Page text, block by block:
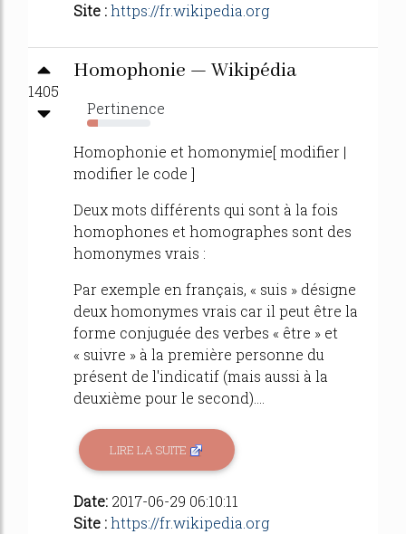
Site :https://fr.wikipedia.org
1405
Homophonie — Wikipédia
Pertinence
17%
Homophonie et homonymie[ modifier |
modifier le code ]
Deux mots différents qui sont à la fois
homophones et homographes sont des
homonymes vrais :
Par exemple en français, « suis » désigne
deux homonymes vrais car il peut être la
forme conjuguée des verbes « être » et
« suivre » à la première personne du
présent de l'indicatif (mais aussi à la
deuxième pour le second)....
LIRE LA SUITE
Date: 2017-06-29 06:10:11
Site :https://fr.wikipedia.org